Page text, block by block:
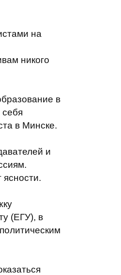
на
никого
в
в Минске.
и
ясности.
(ЕГУ), в